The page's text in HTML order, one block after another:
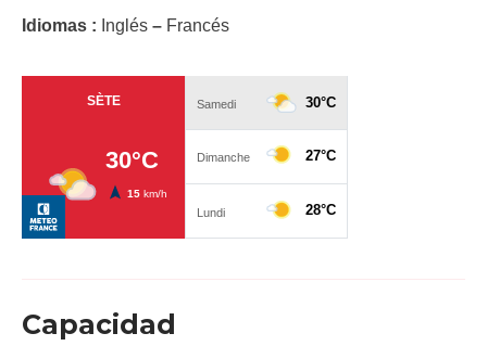
Idiomas : Inglés – Francés
Capacidad